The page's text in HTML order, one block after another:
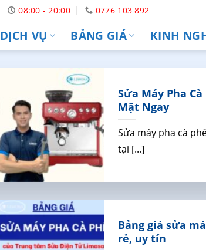
08:00 - 20:00 0776 103 892
DỊCH VỤ BẢNG GIÁ KINH
Sửa Máy Pha
Mặt Ngay
Sửa máy pha cà
tại [...]
Bảng giá sửa
rẻ, uy tín